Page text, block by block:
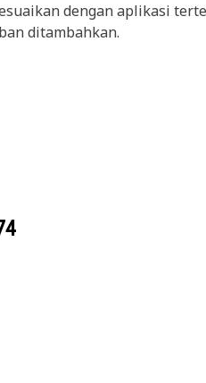
dengan aplikasi
ditambahkan.